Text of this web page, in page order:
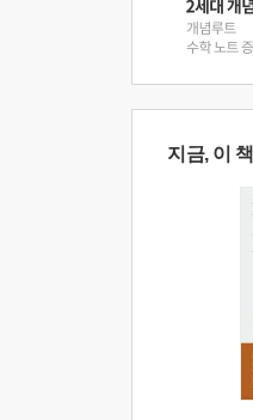
지금, 이 책